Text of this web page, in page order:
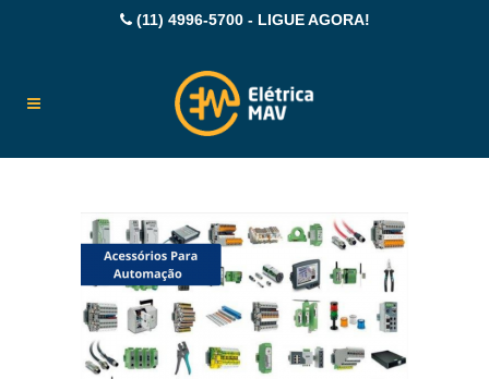
(11) 4996-5700 - LIGUE AGORA!